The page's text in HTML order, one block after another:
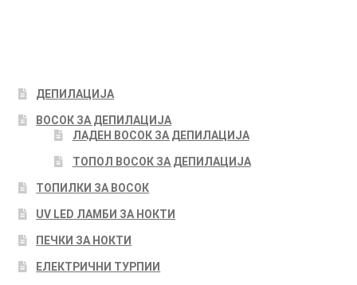
ДЕПИЛАЦИЈА
ВОСОК ЗА ДЕПИЛАЦИЈА
ЛАДЕН ВОСОК ЗА ДЕПИЛАЦИЈА
ТОПОЛ ВОСОК ЗА ДЕПИЛАЦИЈА
ТОПИЛКИ ЗА ВОСОК
UV LED ЛАМБИ ЗА НОКТИ
ПЕЧКИ ЗА НОКТИ
ЕЛЕКТРИЧНИ ТУРПИИ